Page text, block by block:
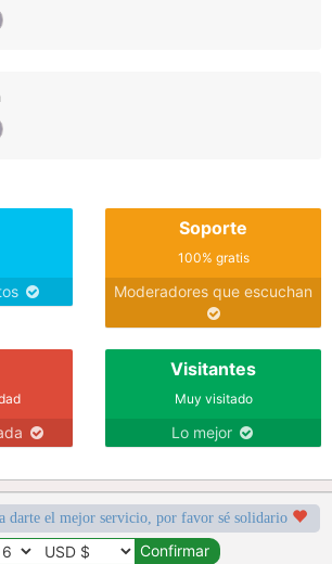
Soporte
100% gratis
Moderadores que escuchan
Visitantes
Muy visitado
Lo mejor
darte el mejor servicio, por favor sé solidario